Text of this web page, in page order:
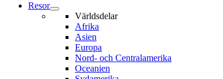
Resor
Världsdelar
Afrika
Asien
Europa
Nord- och Centralamerika
Oceanien